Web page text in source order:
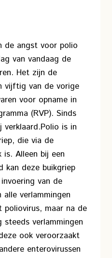
de angst voor polio
van vandaag de
Het zijn de
vijftig van de vorige
voor opname in
(RVP). Sinds
verklaard.Polio is in
die via de
Alleen bij een
kan deze buikgriep
van de
verlammingen
poliovirus, maar na de
steeds verlammingen
ook veroorzaakt
enterovirussen